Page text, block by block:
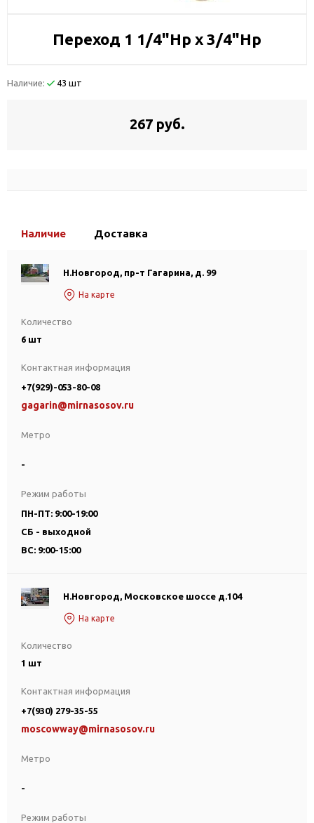
Переход 1 1/4"Нр х 3/4"Нр
Наличие: 43 шт
267 руб.
Наличие Доставка
Н.Новгород, пр-т Гагарина, д. 99
На карте
Количество
6 шт
Метро
-
Контактная информация
+7(929)-053-80-08
gagarin@mirnasosov.ru
Режим работы
ПН-ПТ: 9:00-19:00
СБ - выходной
ВС: 9:00-15:00
Н.Новгород, Московское шоссе д.104
На карте
Количество
1 шт
Метро
-
Контактная информация
+7(930) 279-35-55
moscowway@mirnasosov.ru
Режим работы